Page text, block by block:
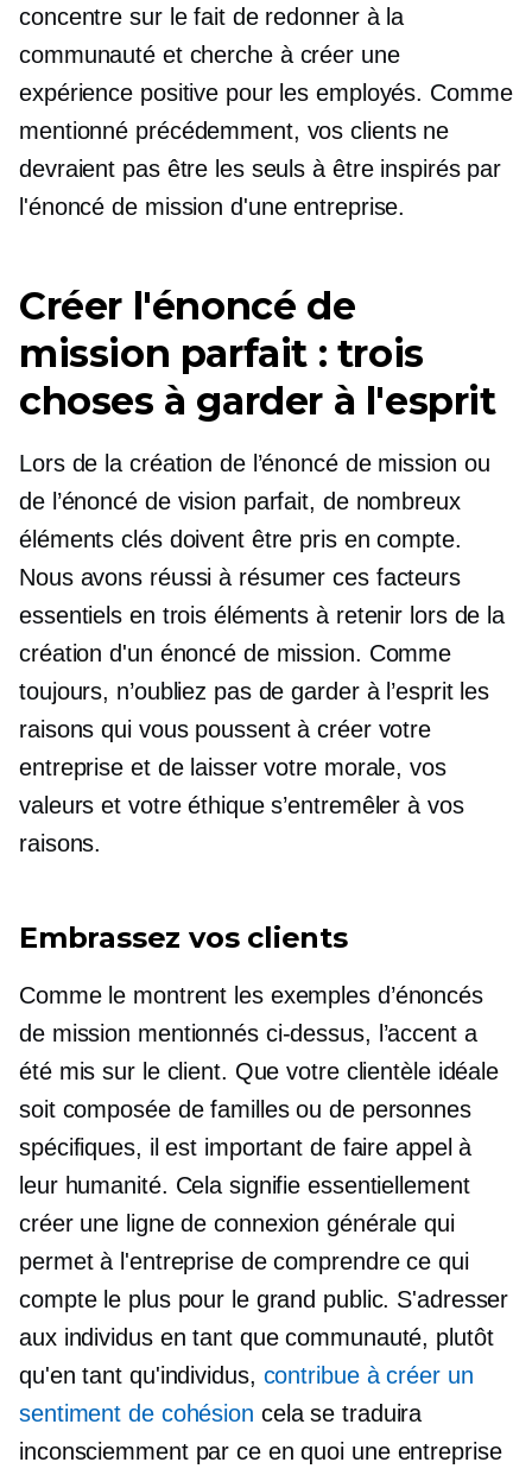
concentre sur le fait de redonner à la
communauté et cherche à créer une
expérience positive pour les employés. Comme
mentionné précédemment, vos clients ne
devraient pas être les seuls à être inspirés par
l'énoncé de mission d'une entreprise.
Créer l'énoncé de
mission parfait : trois
choses à garder à l'esprit
Lors de la création de l’énoncé de mission ou
de l’énoncé de vision parfait, de nombreux
éléments clés doivent être pris en compte.
Nous avons réussi à résumer ces facteurs
essentiels en trois éléments à retenir lors de la
création d'un énoncé de mission. Comme
toujours, n’oubliez pas de garder à l’esprit les
raisons qui vous poussent à créer votre
entreprise et de laisser votre morale, vos
valeurs et votre éthique s’entremêler à vos
raisons.
Embrassez vos clients
Comme le montrent les exemples d’énoncés
de mission mentionnés ci-dessus, l’accent a
été mis sur le client. Que votre clientèle idéale
soit composée de familles ou de personnes
spécifiques, il est important de faire appel à
leur humanité. Cela signifie essentiellement
créer une ligne de connexion générale qui
permet à l'entreprise de comprendre ce qui
compte le plus pour le grand public. S'adresser
aux individus en tant que communauté, plutôt
qu'en tant qu'individus, contribue à créer un
sentiment de cohésion cela se traduira
inconsciemment par ce en quoi une entreprise